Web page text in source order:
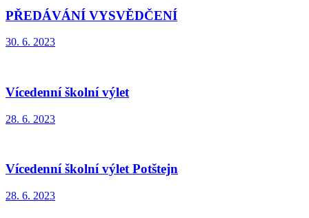
PŘEDÁVÁNÍ VYSVĚDČENÍ
30. 6. 2023
Vícedenní školní výlet
28. 6. 2023
Vícedenní školní výlet Potštejn
28. 6. 2023